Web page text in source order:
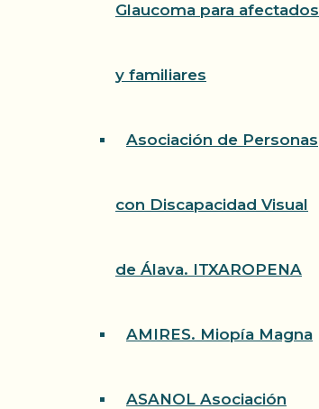
Glaucoma para afectados
y familiares
Asociación de Personas
con Discapacidad Visual
de Álava. ITXAROPENA
AMIRES. Miopía Magna
ASANOL Asociación